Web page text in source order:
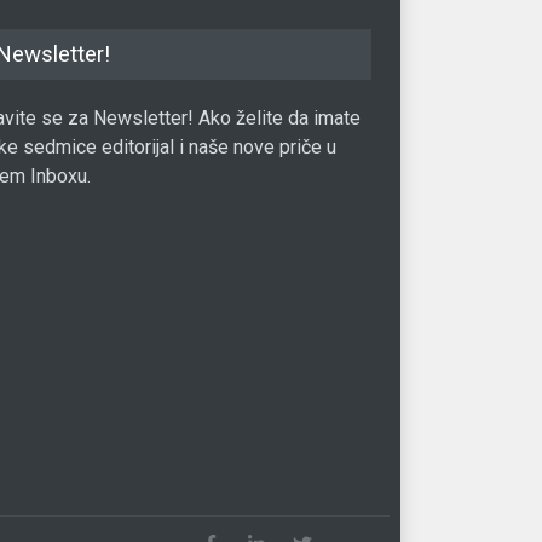
se za Newsletter! Ako želite da imate
sedmice editorijal i naše nove priče u
Inboxu.